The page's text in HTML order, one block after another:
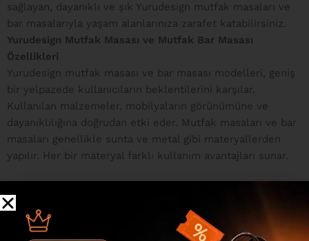
sağlayan, dayanıklı ve şık Yurudesign mutfak masaları ve
bar masalarıyla yaşam alanlarınıza zarafet katabilirsiniz.
Yurudesign Mutfak Masası ve Mutfak Bar Masası
Özellikleri
Yurudesign mutfak masası ve bar masası modelleri, geniş
bir yelpazede kullanıcıların beklentilerini karşılar.
Kullanılan malzemeler, mobilyaların görünümüne ve
dayanıklılığına doğrudan etki eder. Mutfak masaları ve bar
masaları genellikle sunta ve metal gibi materyallerden
yapılır. Her bir materyal farklı kullanım avantajları sunar.
çeker. Geniş yüzeyler, depolama alanları ve ek fonksiyonel
özellikler, yemek hazırlıklarını ve sunumlarını daha kolay
hale getirir. Bu detaylar, özellikle küçük ve dar mutfaklar